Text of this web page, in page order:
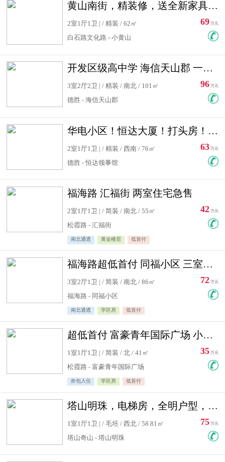
黄山南街，精装修，送全新家具，看房有钥匙，实用面积大
2室1厅1卫 | / 精装 / 62㎡
白石路文化路 - 小黄山
69 万元
开发区级高中学 海信天山郡 一手合同没有税！ 送车位
3室2厅2卫 | / 精装 / 南北 / 101㎡
德胜 - 海信天山郡
96 万元
华电小区！恒达大厦！打头房！精装修！可低首付！随时看房！
2室1厅1卫 | / 精装 / 西南 / 76㎡
德胜 - 恒达领事馆
63 万元
福海路 汇福街 两室住宅急售
2室1厅1卫 | / 简装 / 南北 / 55㎡
松霞路 - 汇福街
南北通透 黄金楼层 低首付
42 万元
福海路超低首付 同福小区 三室住宅急售
3室2厅1卫 | / 简装 / 南北 / 86㎡
福海路 - 同福小区
南北通透 学区房 低首付
72 万元
超低首付 富豪青年国际广场 小高层住宅急售
1室1厅1卫 | / 简装 / 北 / 41㎡
松霞路 - 富豪青年国际广场
拎包入住 学区房 低首付
35 万元
塔山明珠，电梯房，全明户型，视野好，毛坯房，看房有钥匙
1室1厅1卫 | / 毛坯 / 西北 / 58.81㎡
塔山奇山 - 塔山明珠
75 万元